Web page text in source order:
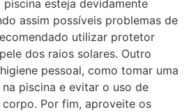
esteja devidamente
assim possíveis problemas de
utilizar protetor
dos raios solares. Outro
pessoal, como tomar uma
piscina e evitar o uso de
Por fim, aproveite os